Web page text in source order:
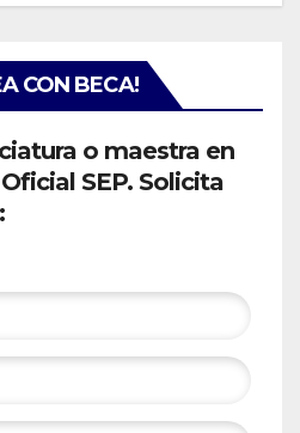
CON BECA!
o maestra en
SEP. Solicita